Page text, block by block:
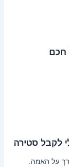
על האמה.